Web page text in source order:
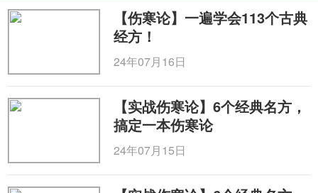
【伤寒论】一遍学会113个古典
经方！
24年07月16日
【实战伤寒论】6个经典名方，
搞定一本伤寒论
24年07月15日